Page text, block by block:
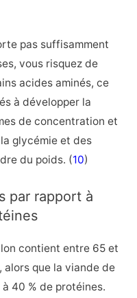
pas suffisamment
vous risquez de
acides aminés, ce
à développer la
de concentration et
glycémie et des
du poids. (10)
par rapport à
contient entre 65 et
alors que la viande de
40 % de protéines.